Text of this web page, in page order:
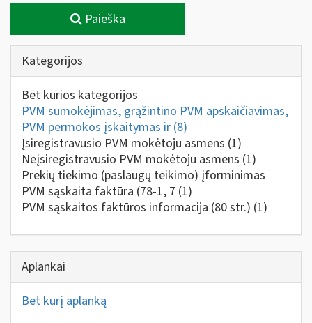
Paieška
Kategorijos
Bet kurios kategorijos
PVM sumokėjimas, grąžintino PVM apskaičiavimas,
PVM permokos įskaitymas ir (8)
Įsiregistravusio PVM mokėtoju asmens (1)
Neįsiregistravusio PVM mokėtoju asmens (1)
Prekių tiekimo (paslaugų teikimo) įforminimas
PVM sąskaita faktūra (78-1, 7 (1)
PVM sąskaitos faktūros informacija (80 str.) (1)
Aplankai
Bet kurį aplanką